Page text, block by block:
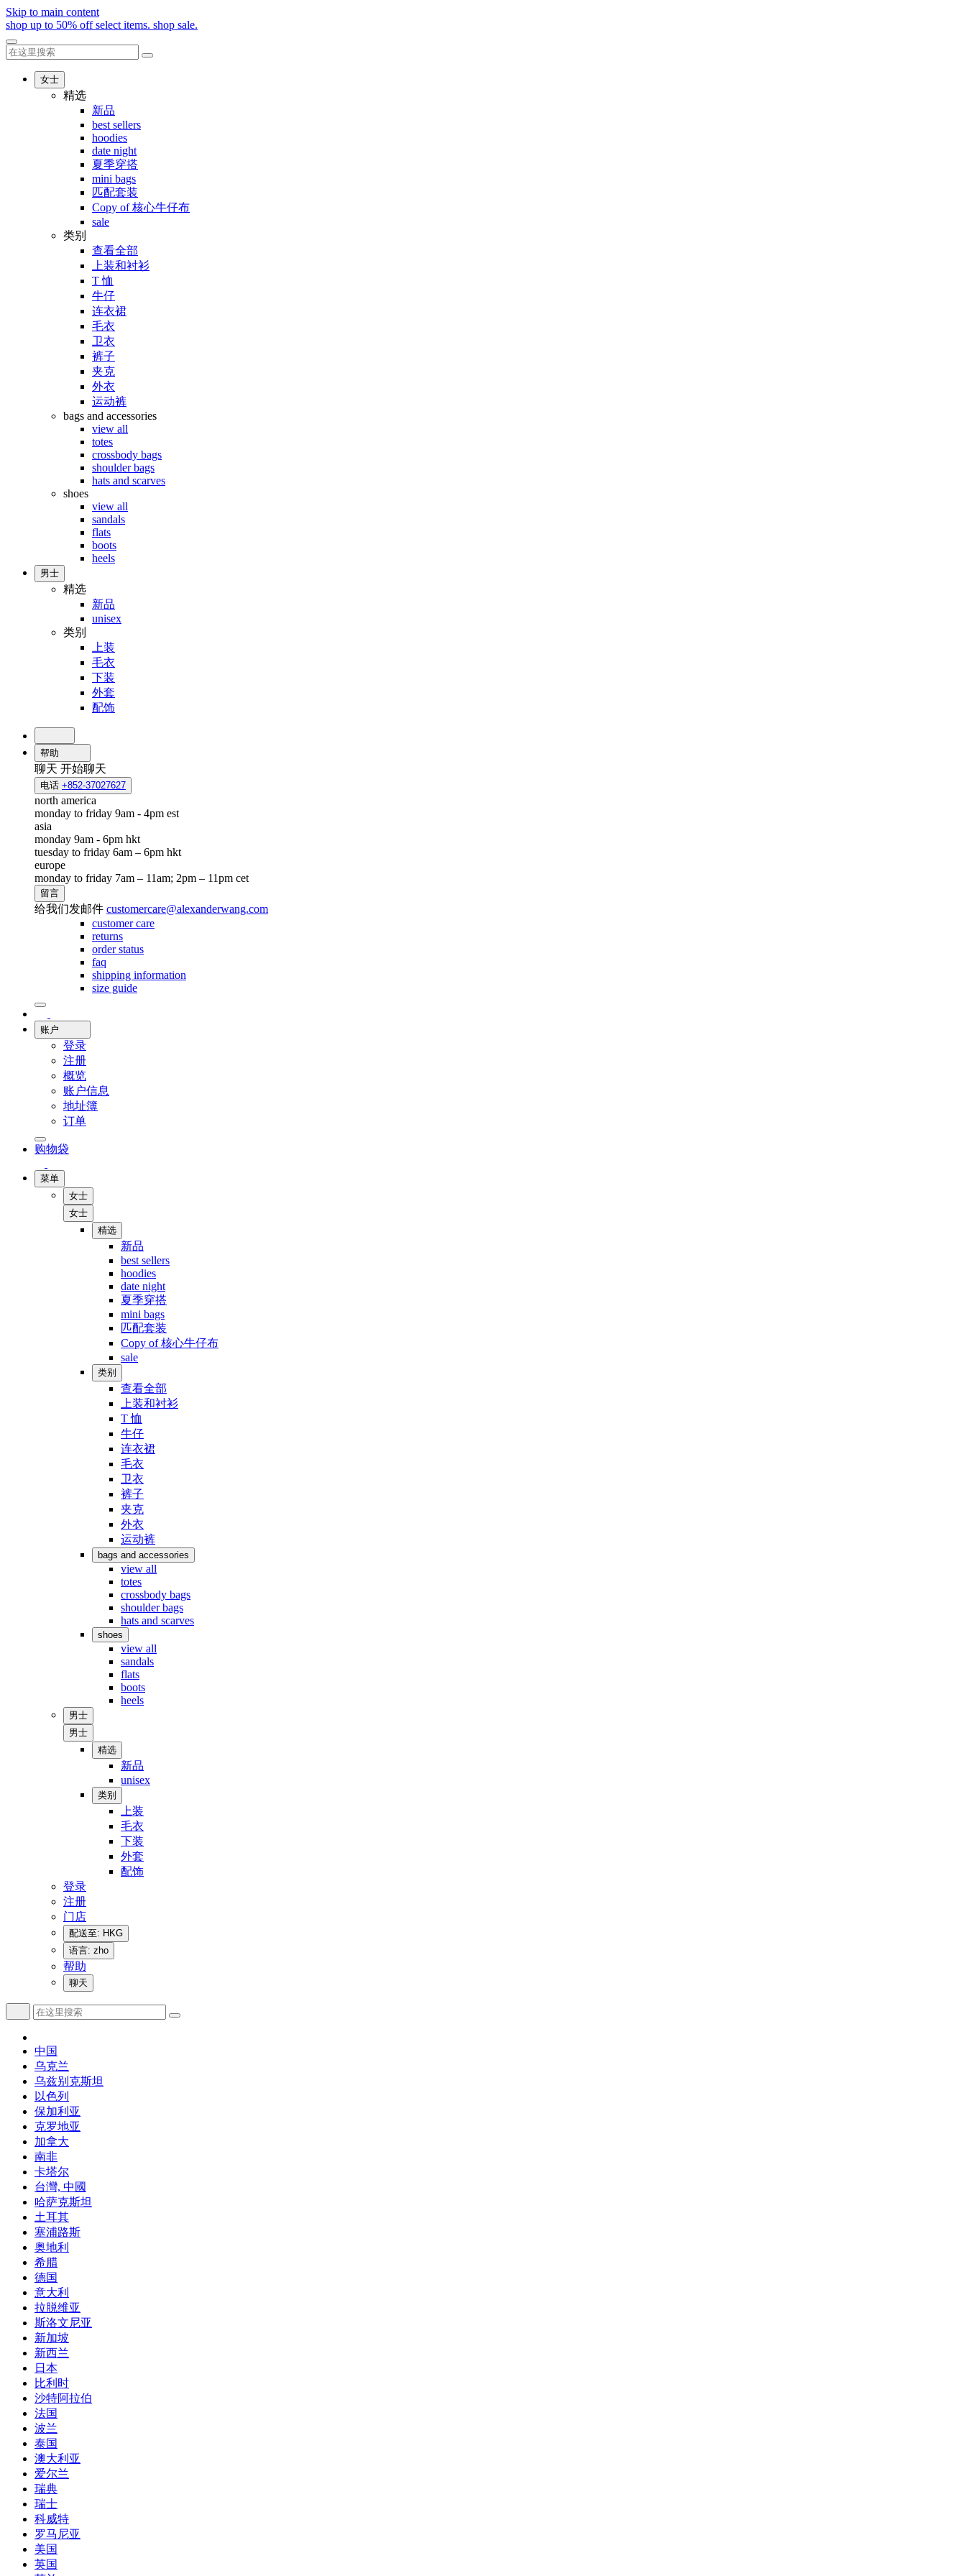
Skip to main content
shop up to 50% off select items. shop sale.
女士
精选
新品
best sellers
hoodies
date night
夏季穿搭
mini bags
匹配套装
Copy of 核心牛仔布
sale
类别
查看全部
上装和衬衫
T 恤
牛仔
连衣裙
毛衣
卫衣
裤子
夹克
外衣
运动裤
bags and accessories
view all
totes
crossbody bags
shoulder bags
hats and scarves
shoes
view all
sandals
flats
boots
heels
男士
精选
新品
unisex
类别
上装
毛衣
下装
外套
配饰
帮助
聊天 开始聊天
电话 +852-37027627
north america
monday to friday 9am - 4pm est
asia
monday 9am - 6pm hkt
tuesday to friday 6am – 6pm hkt
europe
monday to friday 7am – 11am; 2pm – 11pm cet
留言
给我们发邮件 customercare@alexanderwang.com
customer care
returns
order status
faq
shipping information
size guide
账户
登录
注册
概览
账户信息
地址簿
订单
购物袋
菜单
女士
女士
精选
新品
best sellers
hoodies
date night
夏季穿搭
mini bags
匹配套装
Copy of 核心牛仔布
sale
类别
查看全部
上装和衬衫
T 恤
牛仔
连衣裙
毛衣
卫衣
裤子
夹克
外衣
运动裤
bags and accessories
view all
totes
crossbody bags
shoulder bags
hats and scarves
shoes
view all
sandals
flats
boots
heels
男士
男士
精选
新品
unisex
类别
上装
毛衣
下装
外套
配饰
登录
注册
门店
配送至: HKG
语言: zho
帮助
聊天
中国
乌克兰
乌兹别克斯坦
以色列
保加利亚
克罗地亚
加拿大
南非
卡塔尔
台灣, 中國
哈萨克斯坦
土耳其
塞浦路斯
奥地利
希腊
德国
意大利
拉脱维亚
斯洛文尼亚
新加坡
新西兰
日本
比利时
沙特阿拉伯
法国
波兰
泰国
澳大利亚
爱尔兰
瑞典
瑞士
科威特
罗马尼亚
美国
英国